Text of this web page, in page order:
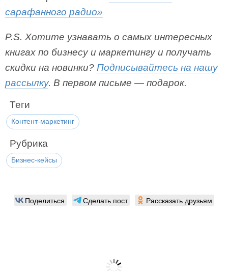
сарафанного радио»
P.S. Хотите узнавать о самых интересных
книгах по бизнесу и маркетингу и получать
скидки на новинки? Подписывайтесь на нашу
рассылку. В первом письме — подарок.
Теги
Контент-маркетинг
Рубрика
Бизнес-кейсы
Поделиться Сделать пост Рассказать друзьям